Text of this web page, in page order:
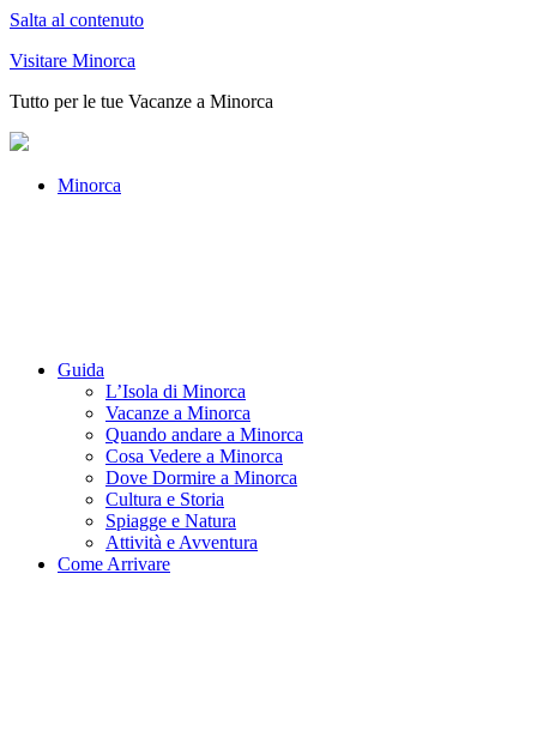
Salta al contenuto
Visitare Minorca
Tutto per le tue Vacanze a Minorca
Minorca
Guida
L’Isola di Minorca
Vacanze a Minorca
Quando andare a Minorca
Cosa Vedere a Minorca
Dove Dormire a Minorca
Cultura e Storia
Spiagge e Natura
Attività e Avventura
Come Arrivare